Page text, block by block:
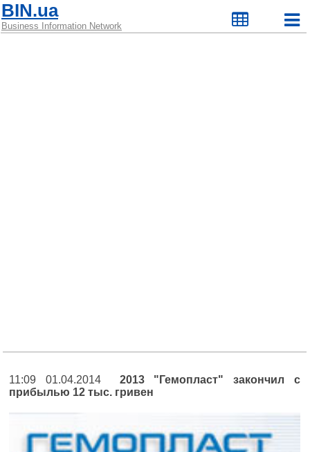
BIN.ua
Business Information Network
11:09 01.04.2014 2013 "Гемопласт" закончил с
прибылью 12 тыс. гривен